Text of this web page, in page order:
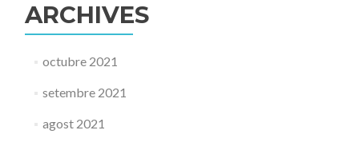
ARCHIVES
octubre 2021
setembre 2021
agost 2021